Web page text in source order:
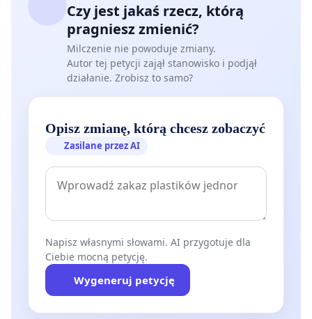
Czy jest jakaś rzecz, którą
pragniesz zmienić?
Milczenie nie powoduje zmiany.
Autor tej petycji zajął stanowisko i podjął
działanie. Zrobisz to samo?
Opisz zmianę, którą chcesz zobaczyć
Zasilane przez AI
Napisz własnymi słowami. AI przygotuje dla
Ciebie mocną petycję.
Wygeneruj petycję